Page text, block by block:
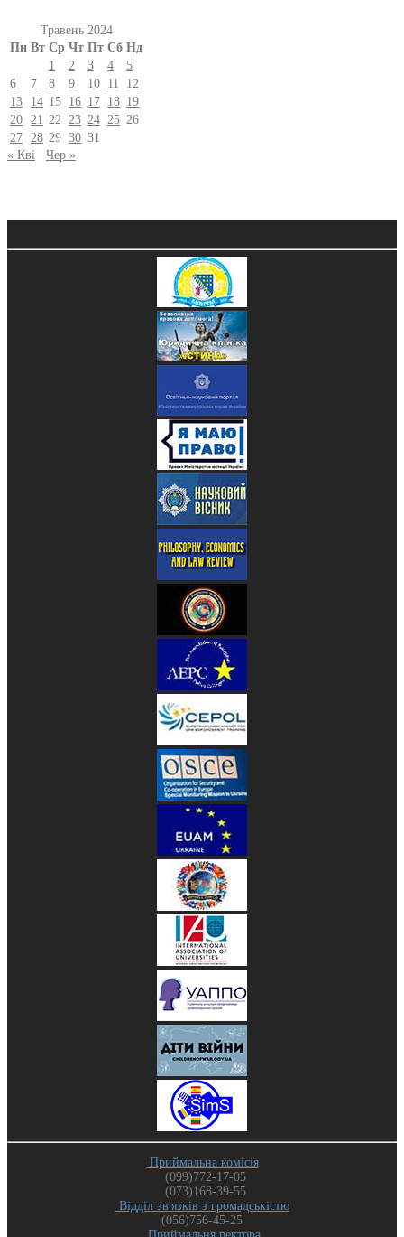
Травень 2024
Пн Вт Ср Чт Пт Сб Нд
1
2 3 4
5
6
7 8 9 10 11
12
13
14 15 16 17 18 19
20
21 22 23 24 25 26
27
28 29 30 31
« Кві
Чер »
Приймальна комісія
(099)772-17-05
(073)168-39-55
Відділ зв'язків з громадськістю
(056)756-45-25